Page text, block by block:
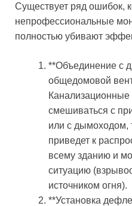
Существует ряд ошибок,
непрофессиональные
полностью убивают
**Объединение с
общедомовой
Канализационные
смешиваться с
или с дымоходом,
приведет к
всему зданию и
ситуацию
источником огня).
**Установка